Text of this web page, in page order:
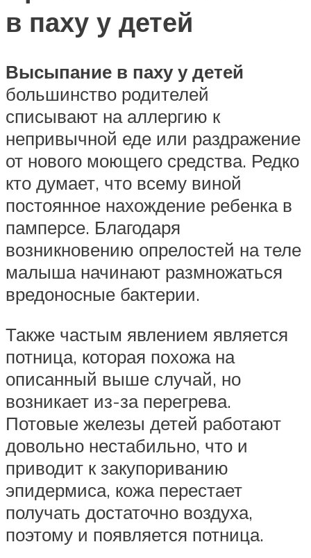
в паху у детей
Высыпание в паху у детей
большинство родителей
списывают на аллергию к
непривычной еде или раздражение
от нового моющего средства. Редко
кто думает, что всему виной
постоянное нахождение ребенка в
памперсе. Благодаря
возникновению опрелостей на теле
малыша начинают размножаться
вредоносные бактерии.
Также частым явлением является
потница, которая похожа на
описанный выше случай, но
возникает из-за перегрева.
Потовые железы детей работают
довольно нестабильно, что и
приводит к закупориванию
эпидермиса, кожа перестает
получать достаточно воздуха,
поэтому и появляется потница.